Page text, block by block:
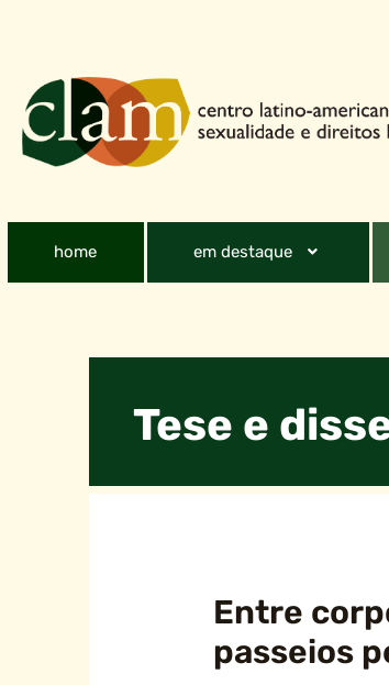
home em destaque
Tese e
Entre
passeios